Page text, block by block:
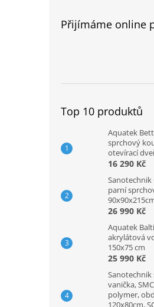
Přijímáme online
Top 10 produktů
Aquatek
sprchový
otevírací
16 290 Kč
Sanotechnik
parní
26 990 Kč
Aquatek
akrylátová
150x75 cm
25 990 Kč
Sanotechnik
vanička,
polymer,
120x80cm,